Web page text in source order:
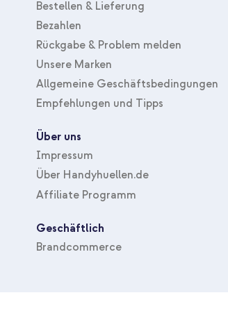
Bestellen & Lieferung
Bezahlen
Rückgabe & Problem melden
Unsere Marken
Allgemeine Geschäftsbedingungen
Empfehlungen und Tipps
Über uns
Impressum
Über Handyhuellen.de
Affiliate Programm
Geschäftlich
Brandcommerce